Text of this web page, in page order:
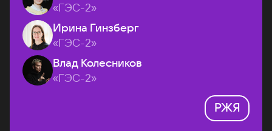
«ГЭС-2»
Ирина Гинзберг
«ГЭС-2»
Влад Колесников
«ГЭС-2»
РЖЯ